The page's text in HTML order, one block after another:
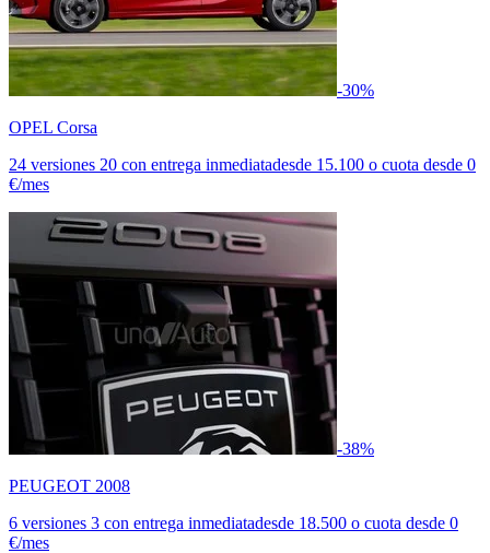
-30%
OPEL Corsa
24 versiones 20 con entrega inmediatadesde 15.100 o cuota desde 0
€/mes
-38%
PEUGEOT 2008
6 versiones 3 con entrega inmediatadesde 18.500 o cuota desde 0
€/mes